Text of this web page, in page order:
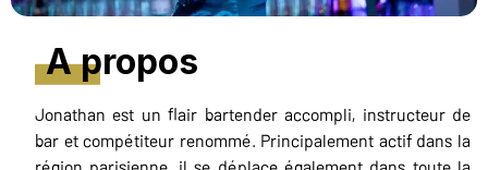
A propos
Jonathan est un flair bartender accompli, instructeur de
bar et compétiteur renommé. Principalement actif dans la